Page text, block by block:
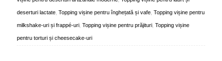
deserturi lactate, Topping vișine pentru înghețată și vafe, Topping vișine pentru
milkshake-uri și frappé-uri, Topping vișine pentru prăjituri, Topping vișine
pentru torturi și cheesecake-uri